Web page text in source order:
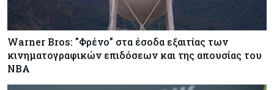
Warner Bros: "Φρένο" στα έσοδα εξαιτίας των
κινηματογραφικών επιδόσεων και της απουσίας του
NBA